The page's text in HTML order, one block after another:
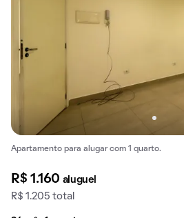
Apartamento para alugar com 1 quarto.
R$ 1.160 aluguel
R$ 1.205 total